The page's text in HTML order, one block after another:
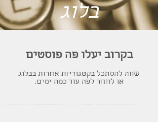
בלוג
בקרוב יעלו פה פוסטים
שווה להסתכל בקטגוריות אחרות בבלוג
או לחזור לפה עוד כמה ימים.